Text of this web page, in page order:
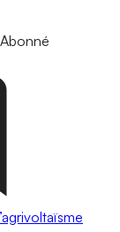
Abonné